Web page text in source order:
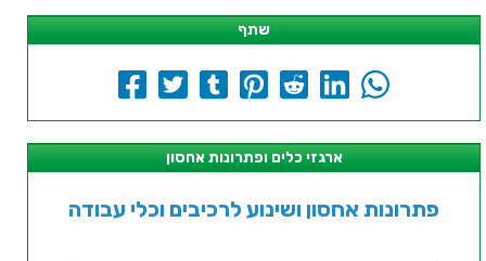
שתף
ארגזי כלים ופתרונות אחסון
פתרונות אחסון ושינוע לרכיבים וכלי עבודה